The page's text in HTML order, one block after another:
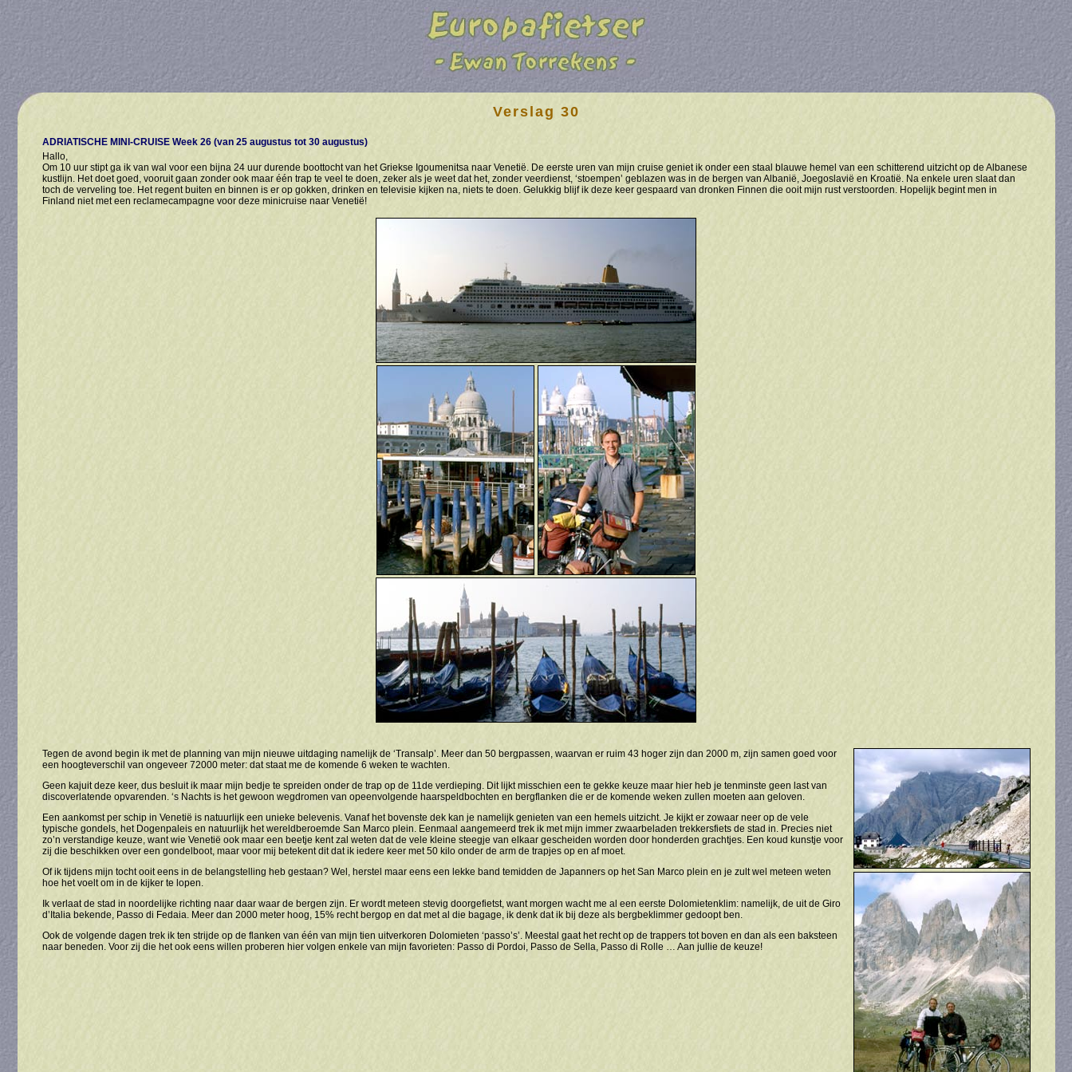
Verslag 30
ADRIATISCHE MINI-CRUISE Week 26 (van 25 augustus tot 30 augustus)
Hallo,
Om 10 uur stipt ga ik van wal voor een bijna 24 uur durende boottocht van het Griekse Igoumenitsa naar Venetië. De eerste uren van mijn cruise geniet ik onder een staal blauwe hemel van een schitterend uitzicht op de Albanese
kustlijn. Het doet goed, vooruit gaan zonder ook maar één trap te veel te doen, zeker als je weet dat het, zonder veerdienst, ‘stoempen’ geblazen was in de bergen van Albanië, Joegoslavië en Kroatië. Na enkele uren slaat dan
toch de verveling toe. Het regent buiten en binnen is er op gokken, drinken en televisie kijken na, niets te doen. Gelukkig blijf ik deze keer gespaard van dronken Finnen die ooit mijn rust verstoorden. Hopelijk begint men in
Finland niet met een reclamecampagne voor deze minicruise naar Venetië!
Tegen de avond begin ik met de planning van mijn nieuwe uitdaging namelijk de ‘Transalp’. Meer dan 50 bergpassen, waarvan er ruim 43 hoger zijn dan 2000 m, zijn samen goed voor
een hoogteverschil van ongeveer 72000 meter: dat staat me de komende 6 weken te wachten.
Geen kajuit deze keer, dus besluit ik maar mijn bedje te spreiden onder de trap op de 11de verdieping. Dit lijkt misschien een te gekke keuze maar hier heb je tenminste geen last van
discoverlatende opvarenden. ‘s Nachts is het gewoon wegdromen van opeenvolgende haarspeldbochten en bergflanken die er de komende weken zullen moeten aan geloven.
Een aankomst per schip in Venetië is natuurlijk een unieke belevenis. Vanaf het bovenste dek kan je namelijk genieten van een hemels uitzicht. Je kijkt er zowaar neer op de vele
typische gondels, het Dogenpaleis en natuurlijk het wereldberoemde San Marco plein. Eenmaal aangemeerd trek ik met mijn immer zwaarbeladen trekkersfiets de stad in. Precies niet
zo’n verstandige keuze, want wie Venetië ook maar een beetje kent zal weten dat de vele kleine steegje van elkaar gescheiden worden door honderden grachtjes. Een koud kunstje voor
zij die beschikken over een gondelboot, maar voor mij betekent dit dat ik iedere keer met 50 kilo onder de arm de trapjes op en af moet.
Of ik tijdens mijn tocht ooit eens in de belangstelling heb gestaan? Wel, herstel maar eens een lekke band temidden de Japanners op het San Marco plein en je zult wel meteen weten
hoe het voelt om in de kijker te lopen.
Ik verlaat de stad in noordelijke richting naar daar waar de bergen zijn. Er wordt meteen stevig doorgefietst, want morgen wacht me al een eerste Dolomietenklim: namelijk, de uit de Giro
d’Italia bekende, Passo di Fedaia. Meer dan 2000 meter hoog, 15% recht bergop en dat met al die bagage, ik denk dat ik bij deze als bergbeklimmer gedoopt ben.
Ook de volgende dagen trek ik ten strijde op de flanken van één van mijn tien uitverkoren Dolomieten ‘passo’s’. Meestal gaat het recht op de trappers tot boven en dan als een baksteen
naar beneden. Voor zij die het ook eens willen proberen hier volgen enkele van mijn favorieten: Passo di Pordoi, Passo de Sella, Passo di Rolle … Aan jullie de keuze!